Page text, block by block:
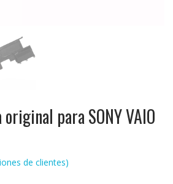
para SONY VAIO
de clientes)